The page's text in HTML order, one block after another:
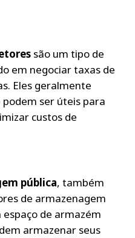
são um tipo de
em negociar taxas de
Eles geralmente
ser úteis para
custos de
pública, também
de armazenagem
de armazém
armazenar seus